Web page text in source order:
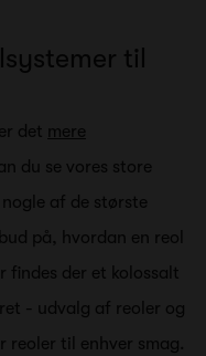
til
det
mere
du se vores store
af de største
på, hvordan en reol
findes der et kolossalt
- udvalg af reoler og
reoler til enhver smag.